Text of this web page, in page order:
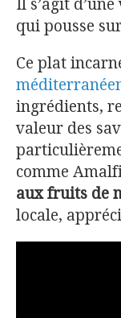
Il s’agit
qui pousse
Ce plat
ingrédients,
valeur des
comme
aux fruits de
locale,